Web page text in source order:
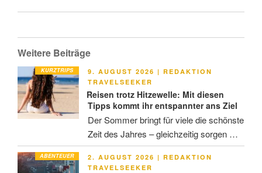
Weitere Beiträge
KURZTRIPS
VERÖFFENTLICHT
AM
9. AUGUST 2026 | REDAKTION
TRAVELSEEKER
Reisen trotz Hitzewelle: Mit diesen
Tipps kommt ihr entspannter ans Ziel
Der Sommer bringt für viele die schönste
Zeit des Jahres – gleichzeitig sorgen …
ABENTEUER
VERÖFFENTLICHT
AM
2. AUGUST 2026 | REDAKTION
TRAVELSEEKER